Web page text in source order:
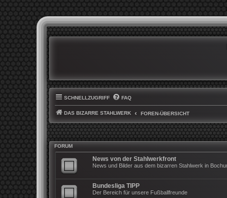
SCHNELLZUGRIFF FAQ
DAS BIZARRE STAHLWERK FOREN-ÜBERSICHT
FORUM
News von der Stahlwerkfront
News und Bilder aus dem bizarren Stahlwerk in
Bundesliga TIPP
Der Bereich für unsere Fußballfreunde